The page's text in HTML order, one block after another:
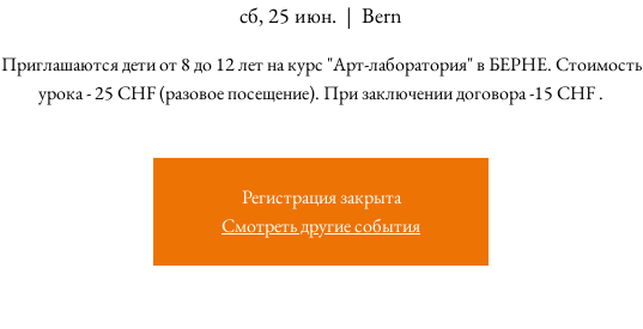
сб, 25 июн.
  |
Bern
Приглашаются дети от 8 до 12 лет на курс "Арт-лаборатория" в БЕРНЕ. Стоимость
урока - 25 CHF (разовое посещение). При заключении договора -15 CHF .
Регистрация закрыта
Смотреть другие события